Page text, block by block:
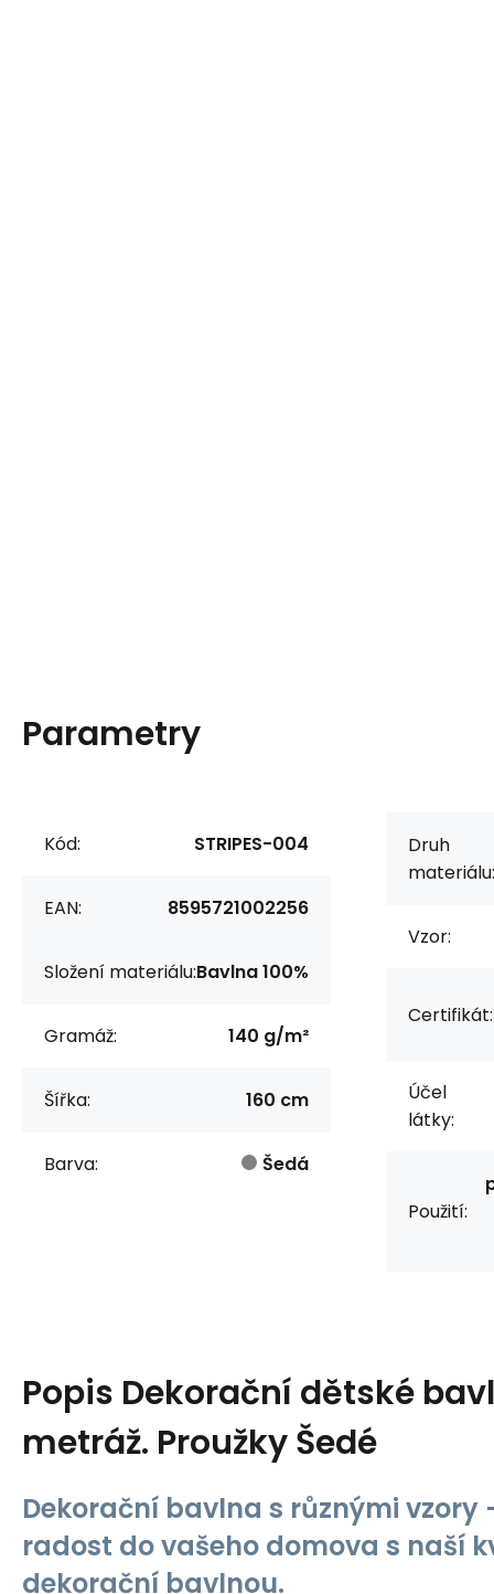
Parametry
Kód: STRIPES-004
EAN: 8595721002256
Složení materiálu:Bavlna 100%
Gramáž: 140 g/m²
Šířka: 160 cm
Barva: Šedá
Druh
materiálu:
Vzor:
Certifikát:
Účel
látky:
Použití:
Popis Dekorační dětské
metráž. Proužky Šedé
Dekorační bavlna s různými vzory
radost do vašeho domova s naší
dekorační bavlnou.